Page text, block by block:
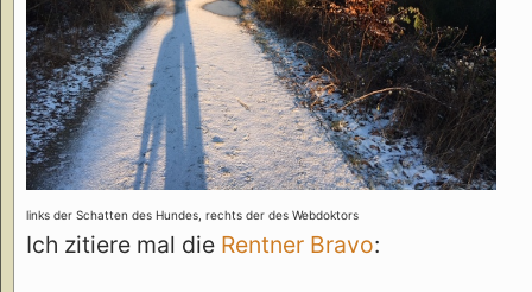
links der Schatten des Hundes, rechts der des Webdoktors
Ich zitiere mal die Rentner Bravo: